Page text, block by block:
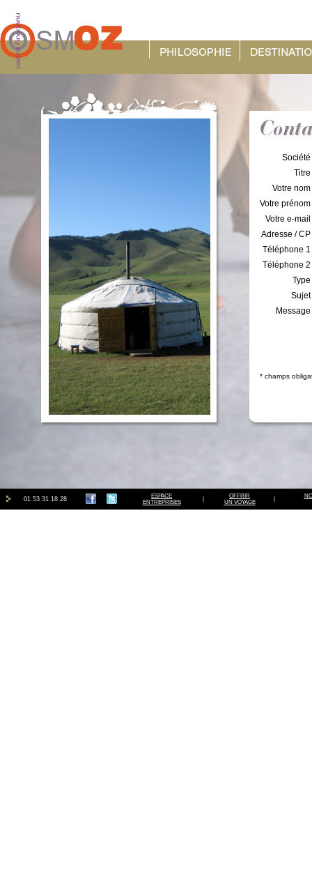
Votre
Votre
Votre e-
Adresse /
Téléphone
Téléphone
* champs
01 53 31 18 28
ESPACE
ENTREPRISES
OFFRIR
UN VOYAGE